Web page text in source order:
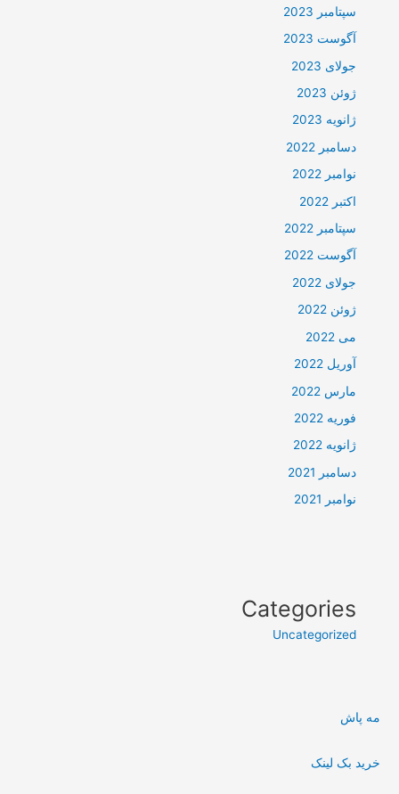
سپتامبر 2023
آگوست 2023
جولای 2023
ژوئن 2023
ژانویه 2023
دسامبر 2022
نوامبر 2022
اکتبر 2022
سپتامبر 2022
آگوست 2022
جولای 2022
ژوئن 2022
می 2022
آوریل 2022
مارس 2022
فوریه 2022
ژانویه 2022
دسامبر 2021
نوامبر 2021
Categories
Uncategorized
مه پاش
خرید بک لینک